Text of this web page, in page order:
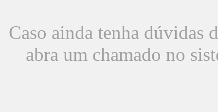
Caso ainda tenha dúvidas
abra um chamado no